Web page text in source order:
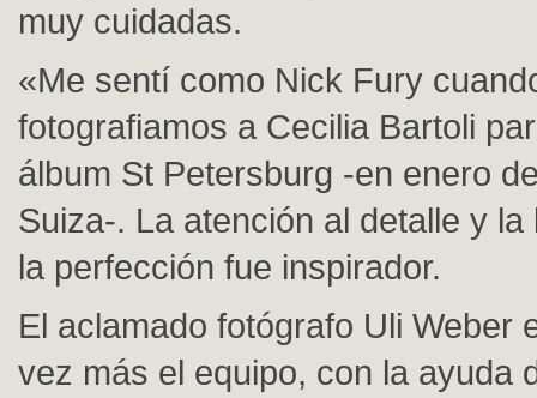
muy cuidadas.
«Me sentí como Nick Fury
fotografiamos a Cecilia Bartoli
álbum St Petersburg -en enero
Suiza-. La atención al detalle y la
la perfección fue inspirador.
El aclamado fotógrafo Uli Weber
vez más el equipo, con la ayuda